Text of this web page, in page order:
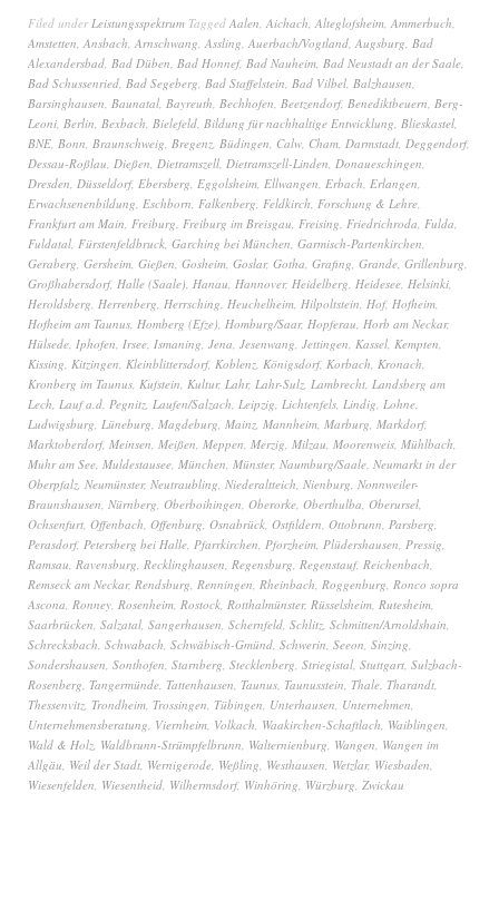
Filed underLeistungsspektrum Tagged Aalen, Aichach, Alteglofsheim, Ammerbuch,
Amstetten, Ansbach, Arnschwang, Assling, Auerbach/Vogtland, Augsburg, Bad
Alexandersbad, Bad Düben, Bad Honnef, Bad Nauheim, Bad Neustadt an der Saale,
Bad Schussenried, Bad Segeberg, Bad Staffelstein, Bad Vilbel, Balzhausen,
Barsinghausen, Baunatal, Bayreuth, Bechhofen, Beetzendorf, Benediktbeuern, Berg-
Leoni, Berlin, Bexbach, Bielefeld, Bildung für nachhaltige Entwicklung, Blieskastel,
BNE, Bonn, Braunschweig, Bregenz, Büdingen, Calw, Cham, Darmstadt, Deggendorf,
Dessau-Roßlau, Dießen, Dietramszell, Dietramszell-Linden, Donaueschingen,
Dresden, Düsseldorf, Ebersberg, Eggolsheim, Ellwangen, Erbach, Erlangen,
Erwachsenenbildung, Eschborn, Falkenberg, Feldkirch, Forschung & Lehre,
Frankfurt am Main, Freiburg, Freiburg im Breisgau, Freising, Friedrichroda, Fulda,
Fuldatal, Fürstenfeldbruck, Garching bei München, Garmisch-Partenkirchen,
Geraberg, Gersheim, Gießen, Gosheim, Goslar, Gotha, Grafing, Grande, Grillenburg,
Großhabersdorf, Halle (Saale), Hanau, Hannover, Heidelberg, Heidesee, Helsinki,
Heroldsberg, Herrenberg, Herrsching, Heuchelheim, Hilpoltstein, Hof, Hofheim,
Hofheim am Taunus, Homberg (Efze), Homburg/Saar, Hopferau, Horb am Neckar,
Hülsede, Iphofen, Irsee, Ismaning, Jena, Jesenwang, Jettingen, Kassel, Kempten,
Kissing, Kitzingen, Kleinblittersdorf, Koblenz, Königsdorf, Korbach, Kronach,
Kronberg im Taunus, Kufstein, Kultur, Lahr, Lahr-Sulz, Lambrecht, Landsberg am
Lech, Lauf a.d. Pegnitz, Laufen/Salzach, Leipzig, Lichtenfels, Lindig, Lohne,
Ludwigsburg, Lüneburg, Magdeburg, Mainz, Mannheim, Marburg, Markdorf,
Marktoberdorf, Meinsen, Meißen, Meppen, Merzig, Milzau, Moorenweis, Mühlbach,
Muhr am See, Muldestausee, München, Münster, Naumburg/Saale, Neumarkt in der
Oberpfalz, Neumünster, Neutraubling, Niederaltteich, Nienburg, Nonnweiler-
Braunshausen, Nürnberg, Oberboihingen, Oberorke, Oberthulba, Oberursel,
Ochsenfurt, Offenbach, Offenburg, Osnabrück, Ostfildern, Ottobrunn, Parsberg,
Perasdorf, Petersberg bei Halle, Pfarrkirchen, Pforzheim, Plüdershausen, Pressig,
Ramsau, Ravensburg, Recklinghausen, Regensburg, Regenstauf, Reichenbach,
Remseck am Neckar, Rendsburg, Renningen, Rheinbach, Roggenburg, Ronco sopra
Ascona, Ronney, Rosenheim, Rostock, Rotthalmünster, Rüsselsheim, Rutesheim,
Saarbrücken, Salzatal, Sangerhausen, Schernfeld, Schlitz, Schmitten/Arnoldshain,
Schrecksbach, Schwabach, Schwäbisch-Gmünd, Schwerin, Seeon, Sinzing,
Sondershausen, Sonthofen, Starnberg, Stecklenberg, Striegistal, Stuttgart, Sulzbach-
Rosenberg, Tangermünde, Tattenhausen, Taunus, Taunusstein, Thale, Tharandt,
Thessenvitz, Trondheim, Trossingen, Tübingen, Unterhausen, Unternehmen,
Unternehmensberatung, Viernheim, Volkach, Waakirchen-Schaftlach, Waiblingen,
Wald & Holz, Waldbrunn-Strümpfelbrunn, Walternienburg, Wangen, Wangen im
Allgäu, Weil der Stadt, Wernigerode, Weßling, Westhausen, Wetzlar, Wiesbaden,
Wiesenfelden, Wiesentheid, Wilhermsdorf, Winhöring, Würzburg, Zwickau